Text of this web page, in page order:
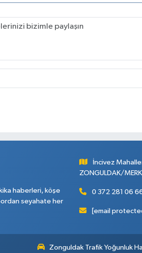
haberleri, köşe
seyahate her
İncivez
ZONGULDAK/
0 372 281 06
[email
Zonguldak Trafik Yoğunluk